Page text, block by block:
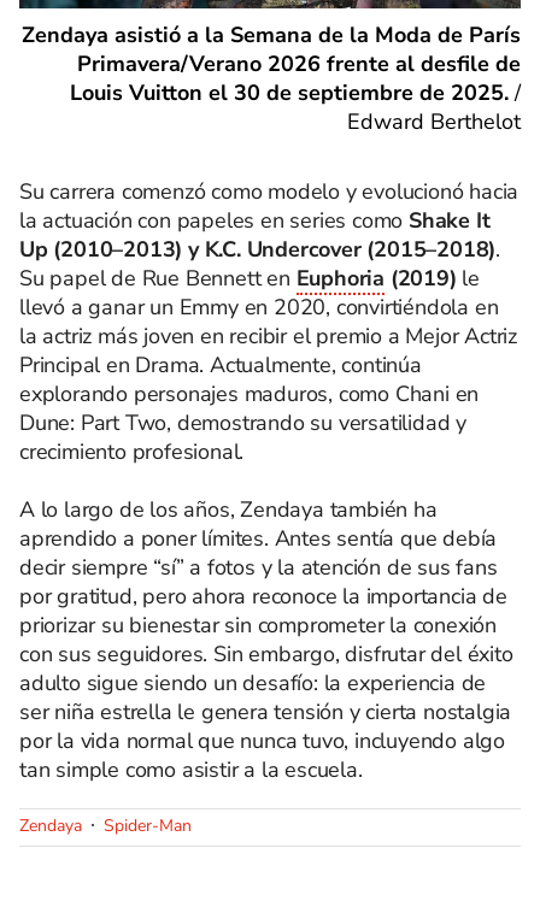
Zendaya asistió a la Semana de la Moda de París
Primavera/Verano 2026 frente al desfile de
Louis Vuitton el 30 de septiembre de 2025./
Edward Berthelot
Su carrera comenzó como modelo y evolucionó hacia
la actuación con papeles en series como Shake It
Up (2010–2013) y K.C. Undercover (2015–2018).
Su papel de Rue Bennett en Euphoria (2019) le
llevó a ganar un Emmy en 2020, convirtiéndola en
la actriz más joven en recibir el premio a Mejor Actriz
Principal en Drama. Actualmente, continúa
explorando personajes maduros, como Chani en
Dune: Part Two, demostrando su versatilidad y
crecimiento profesional.
A lo largo de los años, Zendaya también ha
aprendido a poner límites. Antes sentía que debía
decir siempre “sí” a fotos y la atención de sus fans
por gratitud, pero ahora reconoce la importancia de
priorizar su bienestar sin comprometer la conexión
con sus seguidores. Sin embargo, disfrutar del éxito
adulto sigue siendo un desafío: la experiencia de
ser niña estrella le genera tensión y cierta nostalgia
por la vida normal que nunca tuvo, incluyendo algo
tan simple como asistir a la escuela.
Zendaya Spider-Man